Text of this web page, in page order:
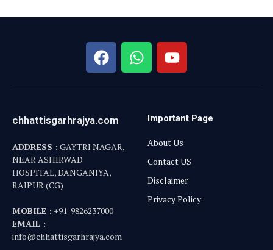
chhattisgarhrajya.com
ADDRESS : GAYTRI NAGAR,
NEAR ASHIRWAD
HOSPITAL, DANGANIYA,
RAIPUR (CG)
MOBILE : +91-9826237000
EMAIL :
info@chhattisgarhrajya.com
Important Page
About Us
Contact US
Disclaimer
Privacy Policy